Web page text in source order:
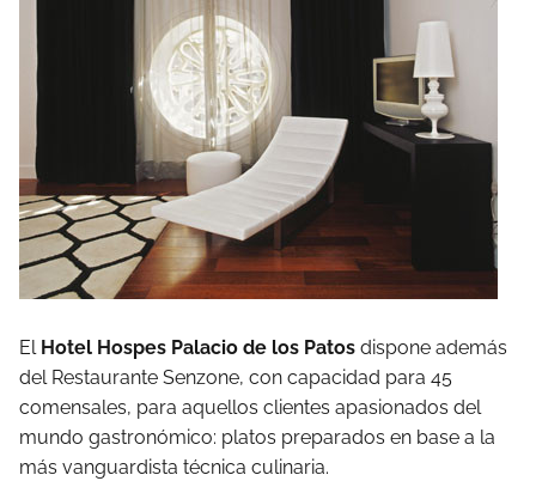
El Hotel Hospes Palacio de los Patos dispone además
del Restaurante Senzone, con capacidad para 45
comensales, para aquellos clientes apasionados del
mundo gastronómico: platos preparados en base a la
más vanguardista técnica culinaria.